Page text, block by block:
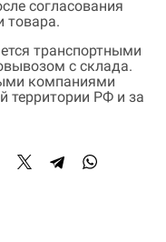
согласования
товара.
транспортными
с склада.
компаниями
территории РФ и за